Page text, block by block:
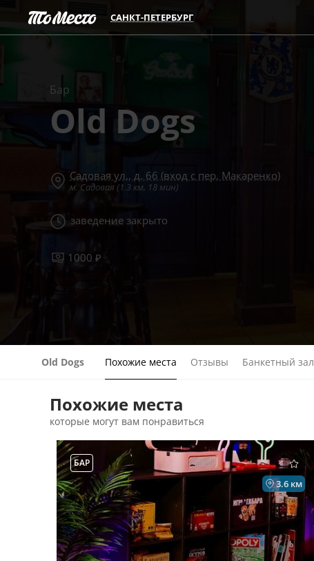
САНКТ-ПЕТЕРБУРГ
Бар
Old Dogs
Садовая ул., д. 66 (вход с пер. Макаренко)
м. Садовая (1.3 км, 18 мин)
заведение закрыто
1000 ₽
Old Dogs Похожие места Отзывы Банкетный зал
Похожие места
которые могут вам понравиться
БАР
3.6 км